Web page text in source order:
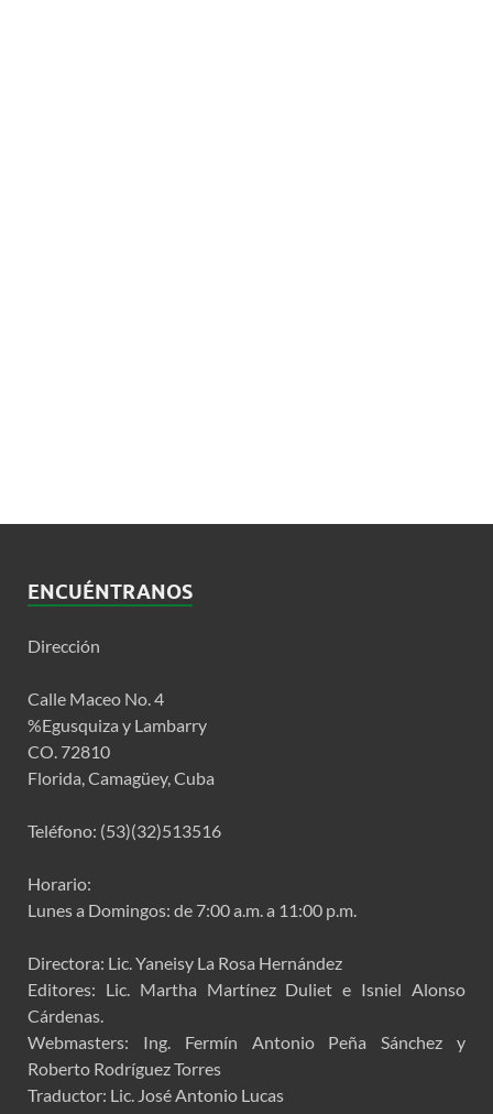
ENCUÉNTRANOS
Dirección
Calle Maceo No. 4
%Egusquiza y Lambarry
CO. 72810
Florida, Camagüey, Cuba
Teléfono: (53)(32)513516
Horario:
Lunes a Domingos: de 7:00 a.m. a 11:00 p.m.
Directora: Lic. Yaneisy La Rosa Hernández
Editores: Lic. Martha Martínez Duliet e Isniel Alonso
Cárdenas.
Webmasters: Ing. Fermín Antonio Peña Sánchez y
Roberto Rodríguez Torres
Traductor: Lic. José Antonio Lucas